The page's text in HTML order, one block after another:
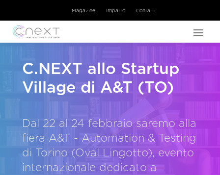
Magazine Impatto Contatti
C.NEXT allo Startup
Village di A&T (TO)
Dal 22 al 24 febbraio saremo alla
fiera A&T - Automation & Testing
di Torino (Oval Lingotto), evento
internazionale dedicato a